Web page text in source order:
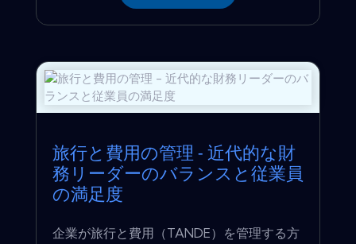
旅行と費用の管理 - 近代的な財
務リーダーのバランスと従業員
の満足度
企業が旅行と費用（TANDE）を管理する方